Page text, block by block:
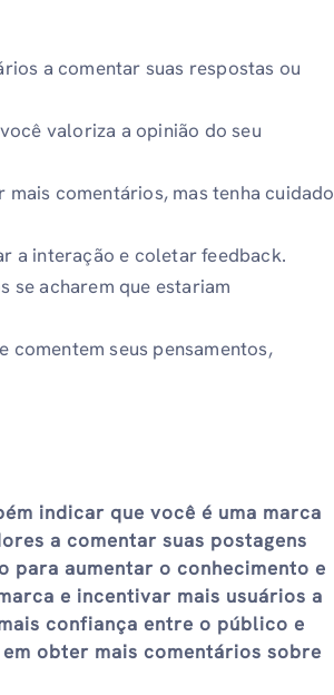
a comentar suas respostas ou
valoriza a opinião do seu
comentários, mas tenha cuidado
a interação e coletar feedback.
se acharem que estariam
comentem seus pensamentos,
indicar que você é uma marca
a comentar suas postagens
para aumentar o conhecimento e
e incentivar mais usuários a
confiança entre o público e
obter mais comentários sobre